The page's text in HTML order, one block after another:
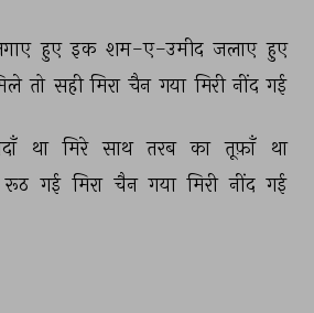
हुए इक शम-ए-उमीद जलाए हुए
तो सही मिरा चैन गया मिरी नींद गई
था मिरे साथ तरब का तूफ़ाँ
था
रूठ गई मिरा चैन गया मिरी नींद गई